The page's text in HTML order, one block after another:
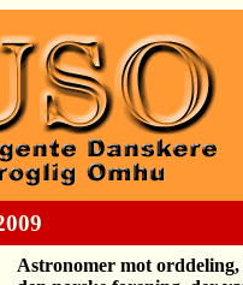
Astronomer mot